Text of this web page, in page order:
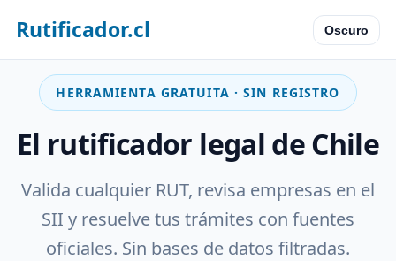
Rutificador.cl Oscuro
HERRAMIENTA GRATUITA · SIN REGISTRO
El rutificador legal de Chile
Valida cualquier RUT, revisa empresas en el
SII y resuelve tus trámites con fuentes
oficiales. Sin bases de datos filtradas.